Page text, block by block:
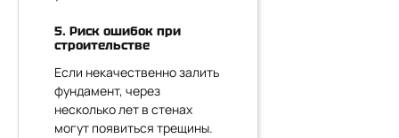
5. Риск ошибок при
строительстве
Если некачественно залить
фундамент, через
несколько лет в стенах
могут появиться трещины.